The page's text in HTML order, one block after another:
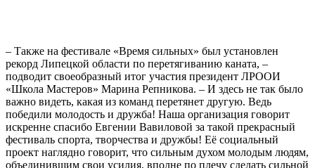
– Также на фестивале «Время сильных» был установлен
рекорд Липецкой области по перетягиванию каната, –
подводит своеобразный итог участия президент ЛРООИ
«Школа Мастеров» Марина Репникова. – И здесь не так было
важно видеть, какая из команд перетянет другую. Ведь
победили молодость и дружба! Наша организация говорит
искренне спасибо Евгении Вавиловой за такой прекрасный
фестиваль спорта, творчества и дружбы! Её социальный
проект наглядно говорит, что сильным духом молодым людям,
объединившим свои усилия, вполне по плечу сделать сильной